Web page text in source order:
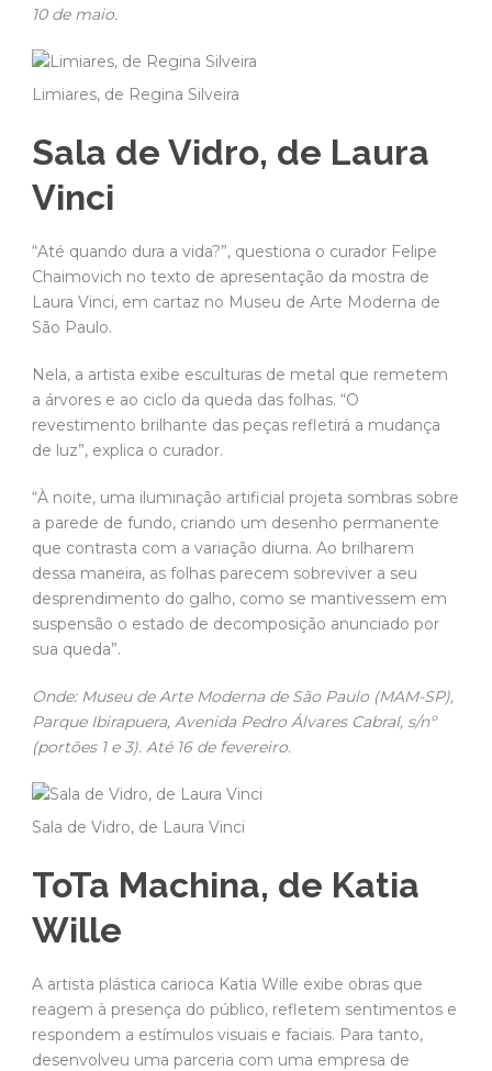
10 de maio.
Limiares, de Regina Silveira
Sala de Vidro, de Laura
Vinci
“Até quando dura a vida?”, questiona o curador Felipe
Chaimovich no texto de apresentação da mostra de
Laura Vinci, em cartaz no Museu de Arte Moderna de
São Paulo.
Nela, a artista exibe esculturas de metal que remetem
a árvores e ao ciclo da queda das folhas. “O
revestimento brilhante das peças refletirá a mudança
de luz”, explica o curador.
“À noite, uma iluminação artificial projeta sombras sobre
a parede de fundo, criando um desenho permanente
que contrasta com a variação diurna. Ao brilharem
dessa maneira, as folhas parecem sobreviver a seu
desprendimento do galho, como se mantivessem em
suspensão o estado de decomposição anunciado por
sua queda”.
Onde: Museu de Arte Moderna de São Paulo (MAM-SP),
Parque Ibirapuera, Avenida Pedro Álvares Cabral, s/nº
(portões 1 e 3). Até 16 de fevereiro.
Sala de Vidro, de Laura Vinci
ToTa Machina, de Katia
Wille
A artista plástica carioca Katia Wille exibe obras que
reagem à presença do público, refletem sentimentos e
respondem a estímulos visuais e faciais. Para tanto,
desenvolveu uma parceria com uma empresa de